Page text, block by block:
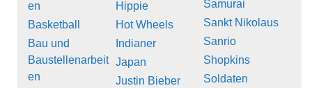
en
Basketball
Bau und
Baustellenarbeit
en
Hippie
Hot Wheels
Indianer
Japan
Justin Bieber
Samurai
Sankt Nikolaus
Sanrio
Shopkins
Soldaten